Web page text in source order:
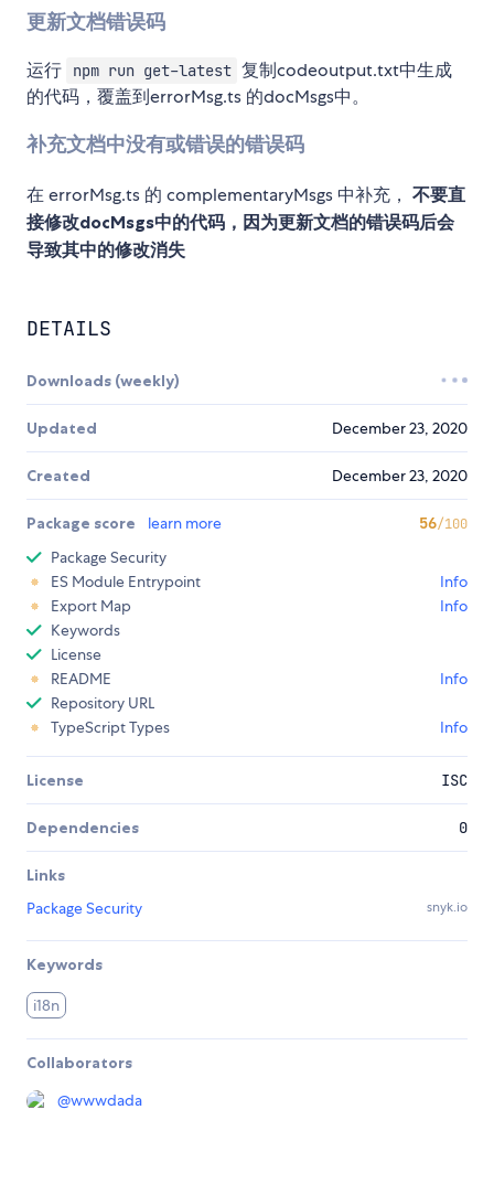
更新文档错误码
运行 npm run get-latest 复制codeoutput.txt中生成
的代码，覆盖到errorMsg.ts 的docMsgs中。
补充文档中没有或错误的错误码
在 errorMsg.ts 的 complementaryMsgs 中补充， 不要直
接修改docMsgs中的代码，因为更新文档的错误码后会
导致其中的修改消失
DETAILS
Downloads (weekly)
Updated December 23, 2020
Created December 23, 2020
Package score learn more 56/100
Package Security
ES Module Entrypoint
Info
Export Map
Info
Keywords
License
README
Info
Repository URL
TypeScript Types
Info
License ISC
Dependencies 0
Links
Package Security
snyk.io
Keywords
i18n
Collaborators
@wwwdada